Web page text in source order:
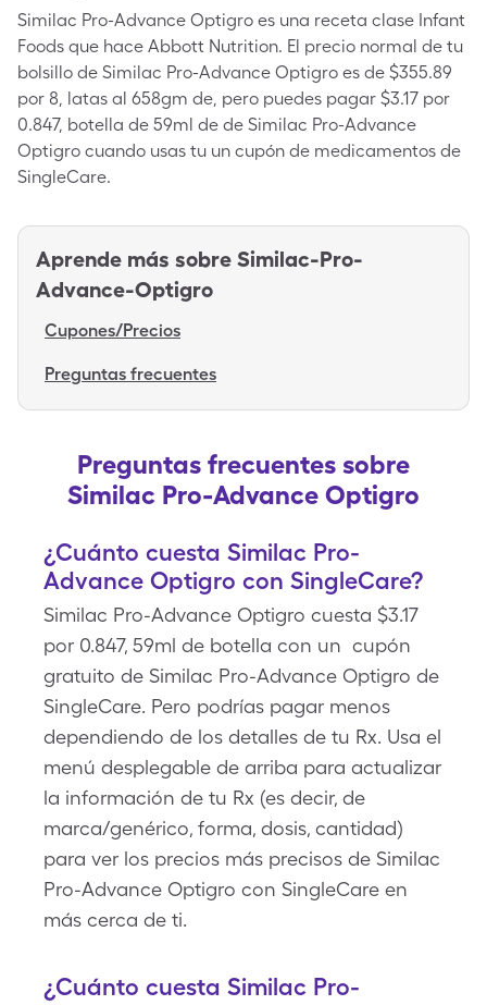
Similac Pro-Advance Optigro es una receta clase Infant
Foods que hace Abbott Nutrition. El precio normal de tu
bolsillo de Similac Pro-Advance Optigro es de $355.89
por 8, latas al 658gm de, pero puedes pagar $3.17 por
0.847, botella de 59ml de de Similac Pro-Advance
Optigro cuando usas tu un cupón de medicamentos de
SingleCare.
Aprende más sobre Similac-Pro-
Advance-Optigro
Cupones/Precios
Preguntas frecuentes
Preguntas frecuentes sobre
Similac Pro-Advance Optigro
¿Cuánto cuesta Similac Pro-
Advance Optigro con SingleCare?
Similac Pro-Advance Optigro cuesta $3.17
por 0.847, 59ml de botella con un cupón
gratuito de Similac Pro-Advance Optigro de
SingleCare. Pero podrías pagar menos
dependiendo de los detalles de tu Rx. Usa el
menú desplegable de arriba para actualizar
la información de tu Rx (es decir, de
marca/genérico, forma, dosis, cantidad)
para ver los precios más precisos de Similac
Pro-Advance Optigro con SingleCare en
más cerca de ti.
¿Cuánto cuesta Similac Pro-